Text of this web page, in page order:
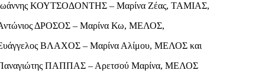
ΚΟΥΤΣΟΔΟΝΤΗΣ – Μαρίνα Ζέας, ΤΑΜΙΑΣ,
ΔΡΟΣΟΣ – Μαρίνα Κω, ΜΕΛΟΣ,
ΒΛΑΧΟΣ – Μαρίνα Αλίμου, ΜΕΛΟΣ και
ΠΑΠΠΑΣ – Αρετσού Μαρίνα, ΜΕΛΟΣ